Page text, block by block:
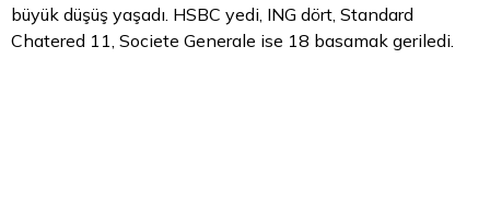
büyük düşüş yaşadı. HSBC yedi, ING dört, Standard
Chatered 11, Societe Generale ise 18 basamak geriledi.